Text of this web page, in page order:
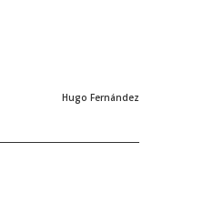
Hugo Fernández